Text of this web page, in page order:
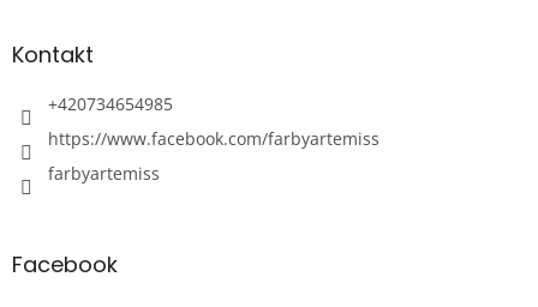
Kontakt
+420734654985
https://www.facebook.com/farbyartemiss
farbyartemiss
Facebook